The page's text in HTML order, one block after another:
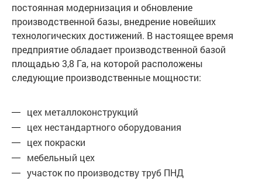
постоянная модернизация и обновление
производственной базы, внедрение новейших
технологических достижений. В настоящее время
предприятие обладает производственной базой
площадью 3,8 Га, на которой расположены
следующие производственные мощности:
цех металлоконструкций
цех нестандартного оборудования
цех покраски
мебельный цех
участок по производству труб ПНД